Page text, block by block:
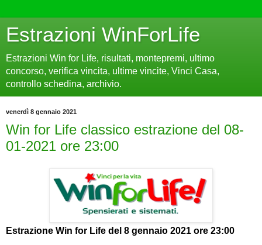
Estrazioni WinForLife
Estrazioni Win for Life, risultati, montepremi, ultimo
concorso, verifica vincita, ultime vincite, Vinci Casa,
controllo schedina, archivio.
venerdì 8 gennaio 2021
Win for Life classico estrazione del 08-
01-2021 ore 23:00
Estrazione Win for Life del 8 gennaio 2021 ore 23:00